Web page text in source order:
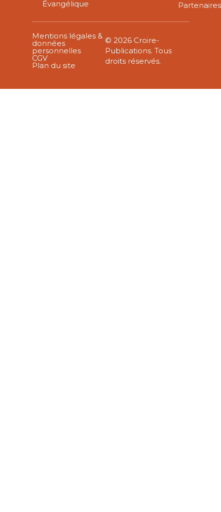
Évangélique
Partenaires
Mentions légales &
données
personnelles
CGV
Plan du site
© 2026 Croire-
Publications. Tous
droits réservés.